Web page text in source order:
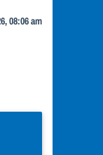
08:06 am